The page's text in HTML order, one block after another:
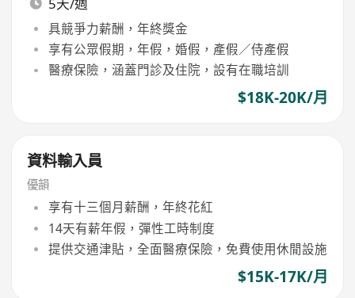
5天/週
具競爭力薪酬，年終獎金
享有公眾假期，年假，婚假，產假／侍產假
醫療保險，涵蓋門診及住院，設有在職培訓
$18K-20K/月
資料輸入員
優韻
享有十三個月薪酬，年終花紅
14天有薪年假，彈性工時制度
提供交通津貼，全面醫療保險，免費使用休閒設施
$15K-17K/月